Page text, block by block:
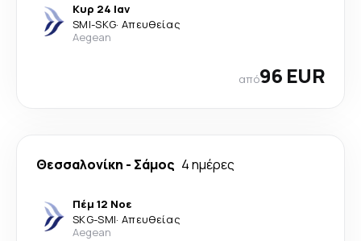
Κυρ 24 Ιαν
SMI-SKG· Απευθείας
Aegean
από96 EUR
Θεσσαλονίκη - Σάμος 4 ημέρες
Πέμ 12 Νοε
SKG-SMI· Απευθείας
Aegean